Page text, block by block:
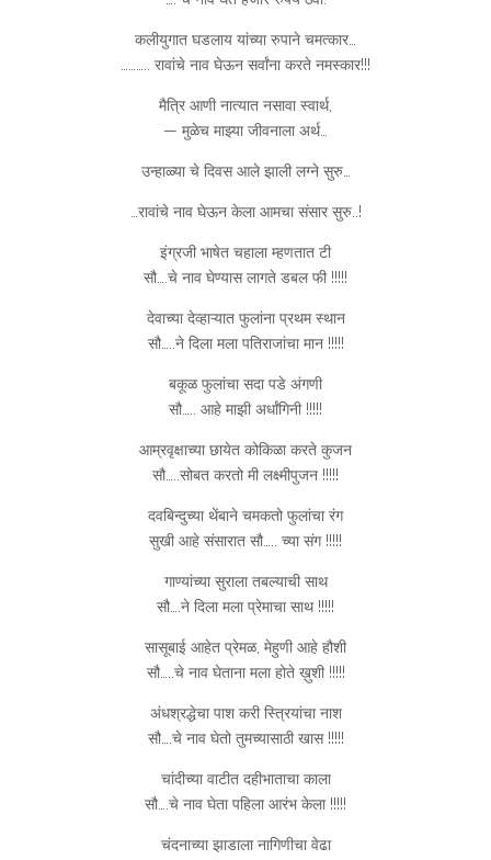
कलीयुगात घडलाय यांच्या रुपाने चमत्कार…
……….. रावांचे नाव घेऊन सर्वांना करते नमस्कार!!!
मैत्रि आणी नात्यात नसावा स्वार्थ,
— मुळेच माझ्या जीवनाला अर्थ…
उन्हाळ्या चे दिवस आले झाली लग्ने सुरु…
…रावांचे नाव घेऊन केला आमचा संसार सुरु..!
इंग्रजी भाषेत चहाला म्हणतात टी
सौ….चे नाव घेण्यास लागते डबल फी !!!!!
देवाच्या देव्हाऱ्यात फुलांना प्रथम स्थान
सौ…..ने दिला मला पतिराजांचा मान !!!!!
बकूळ फुलांचा सदा पडे अंगणी
सौ….. आहे माझी अर्धांगिनी !!!!!
आम्रवृक्षाच्या छायेत कोकिळा करते कुजन
सौ…..सोबत करतो मी लक्ष्मीपुजन !!!!!
दवबिन्दुच्या थेंबाने चमकतो फुलांचा रंग
सुखी आहे संसारात सौ….. च्या संग !!!!!
गाण्यांच्या सुराला तबल्याची साथ
सौ….ने दिला मला प्रेमाचा साथ !!!!!
सासूबाई आहेत प्रेमळ, मेहुणी आहे हौशी
सौ…..चे नाव घेताना मला होते ख़ुशी !!!!!
अंधश्रद्धेचा पाश करी स्त्रियांचा नाश
सौ….चे नाव घेतो तुमच्यासाठी खास !!!!!
चांदीच्या वाटीत दहीभाताचा काला
सौ….चे नाव घेता पहिला आरंभ केला !!!!!
चंदनाच्या झाडाला नागिणीचा वेढा